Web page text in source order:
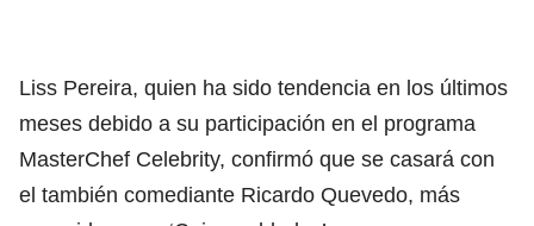
Liss Pereira, quien ha sido tendencia en los últimos
meses debido a su participación en el programa
MasterChef Celebrity, confirmó que se casará con
el también comediante Ricardo Quevedo, más